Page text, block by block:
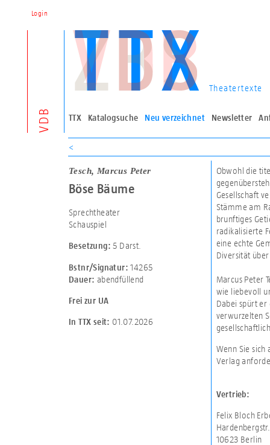
VDB
Theatertexte
TTX Katalogsuche Neu verzeichnet Newsletter
Login
<
Tesch, Marcus Peter
Böse Bäume
Sprechtheater
Schauspiel
Besetzung: 5 Darst.
Bstnr/Signatur: 14265
Dauer: abendfüllend
Frei zur UA
In TTX seit: 01.07.2026
Obwohl die
Gesellschaft
Stämme am
brunftiges
radikalisierte
eine echte
Diversität
Marcus Peter
wie liebevoll
Dabei spürt
verwurzelten
Wenn Sie sich
Verlag
Vertrieb:
Felix Bloch
10623 Berlin